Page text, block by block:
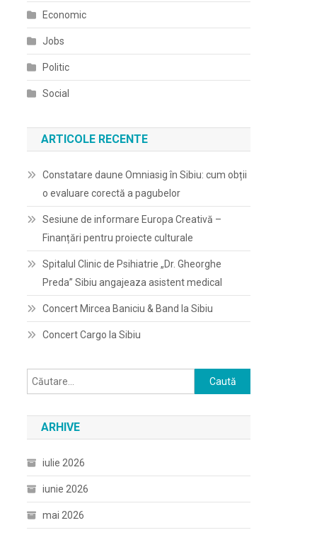
Economic
Jobs
Politic
Social
ARTICOLE RECENTE
Constatare daune Omniasig în Sibiu: cum obții
o evaluare corectă a pagubelor
Sesiune de informare Europa Creativă –
Finanțări pentru proiecte culturale
Spitalul Clinic de Psihiatrie „Dr. Gheorghe
Preda” Sibiu angajeaza asistent medical
Concert Mircea Baniciu & Band la Sibiu
Concert Cargo la Sibiu
Caută
după:
ARHIVE
iulie 2026
iunie 2026
mai 2026